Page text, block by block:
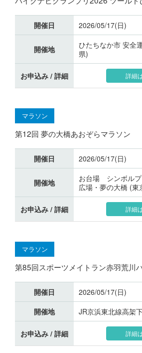
開催日 2026/05/17(日)
開催地
ひたちなか市 安全
県)
お申込み / 詳細 詳細
マラソン
第12回 夢の大橋あおぞらマラソン
開催日 2026/05/17(日)
開催地
お台場 シンボル
広場・夢の大橋 (東
お申込み / 詳細 詳細
マラソン
第85回スポーツメイトラン赤羽荒川
開催日
2026/05/17(日)
開催地
JR京浜東北線高架
お申込み / 詳細 詳細